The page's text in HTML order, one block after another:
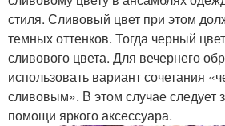
стиля. Сливовый цвет при этом
темных оттенков. Тогда черный
сливового цвета. Для вечернего
использовать вариант сочетания
сливовым». В этом случае следует
помощи яркого аксессуара.